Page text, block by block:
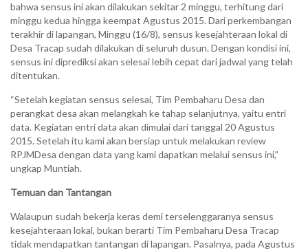
bahwa sensus ini akan dilakukan sekitar 2 minggu, terhitung dari
minggu kedua hingga keempat Agustus 2015. Dari perkembangan
terakhir di lapangan, Minggu (16/8), sensus kesejahteraan lokal di
Desa Tracap sudah dilakukan di seluruh dusun. Dengan kondisi ini,
sensus ini diprediksi akan selesai lebih cepat dari jadwal yang telah
ditentukan.
“Setelah kegiatan sensus selesai, Tim Pembaharu Desa dan
perangkat desa akan melangkah ke tahap selanjutnya, yaitu entri
data. Kegiatan entri data akan dimulai dari tanggal 20 Agustus
2015. Setelah itu kami akan bersiap untuk melakukan review
RPJMDesa dengan data yang kami dapatkan melalui sensus ini,”
ungkap Muntiah.
Temuan dan Tantangan
Walaupun sudah bekerja keras demi terselenggaranya sensus
kesejahteraan lokal, bukan berarti Tim Pembaharu Desa Tracap
tidak mendapatkan tantangan di lapangan. Pasalnya, pada Agustus